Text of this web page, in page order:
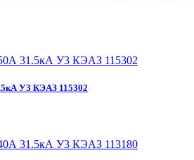
У3 КЭАЗ 115302